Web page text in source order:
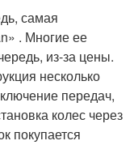
самая
. Многие ее
из-за цены.
несколько
передач,
колес через
покупается